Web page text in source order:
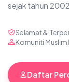
sejak tahun
Selamat &
Komuniti Muslim
Daftar